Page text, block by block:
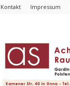
Kontakt Impressum